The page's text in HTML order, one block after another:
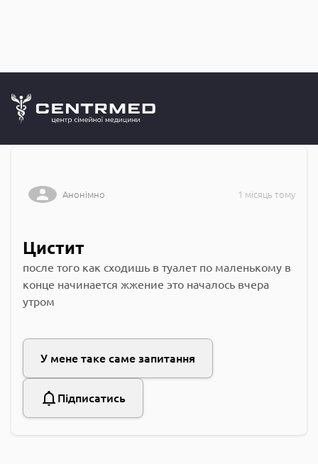
CENTRMED: Задай питання лікарю онлайн
Анонімно 1 місяць тому
Цистит
после того как сходишь в туалет по маленькому в
конце начинается жжение это началось вчера
утром
У мене таке саме запитання
Підписатись